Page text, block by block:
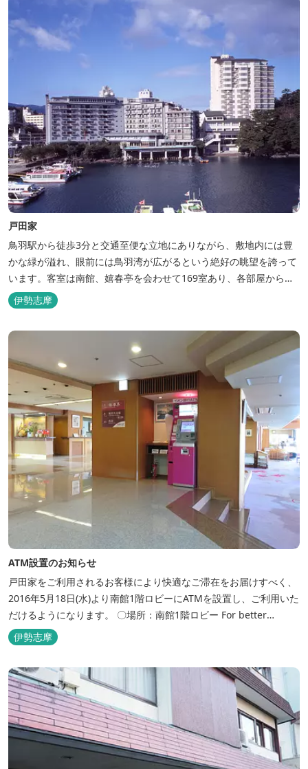
戸田家
鳥羽駅から徒歩3分と交通至便な立地にありながら、敷地内には豊
かな緑が溢れ、眼前には鳥羽湾が広がるという絶好の眺望を誇って
います。客室は南館、嬉春亭を会わせて169室あり、各部屋からの
景観の美しさも格別。伊勢湾で揚がった海の幸を使った会席料理も
自慢です。 旅の疲れを癒すには、男女あわせて13湯と足湯2湯の
湯巡りは最高です。野趣溢れる野天風呂、ゆったりとつくろげる大
伊勢志摩
ATM設置のお知らせ
戸田家をご利用されるお客様により快適なご滞在をお届けすべく、
2016年5月18日(水)より南館1階ロビーにATMを設置し、ご利用いた
だけるようになります。 〇場所：南館1階ロビー For better
convenience, ATM Machine which includes cash dispenser will
be available at Todaya Hotel’s 1...
伊勢志摩